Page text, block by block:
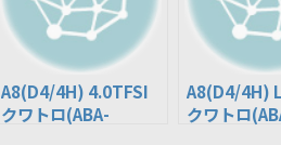
A8(D4/4H) 4.0TFSI
クワトロ(ABA-
A8(D4/4H)
クワトロ